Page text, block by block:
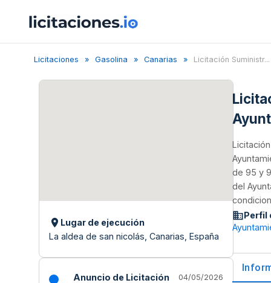
Licitaciones Gasolina Canarias Licitación Suministr...
Lugar de ejecución
La aldea de san nicolás, Canarias, España
Anuncio de Licitación
04/05/2026
de 95 y
del
Perfil